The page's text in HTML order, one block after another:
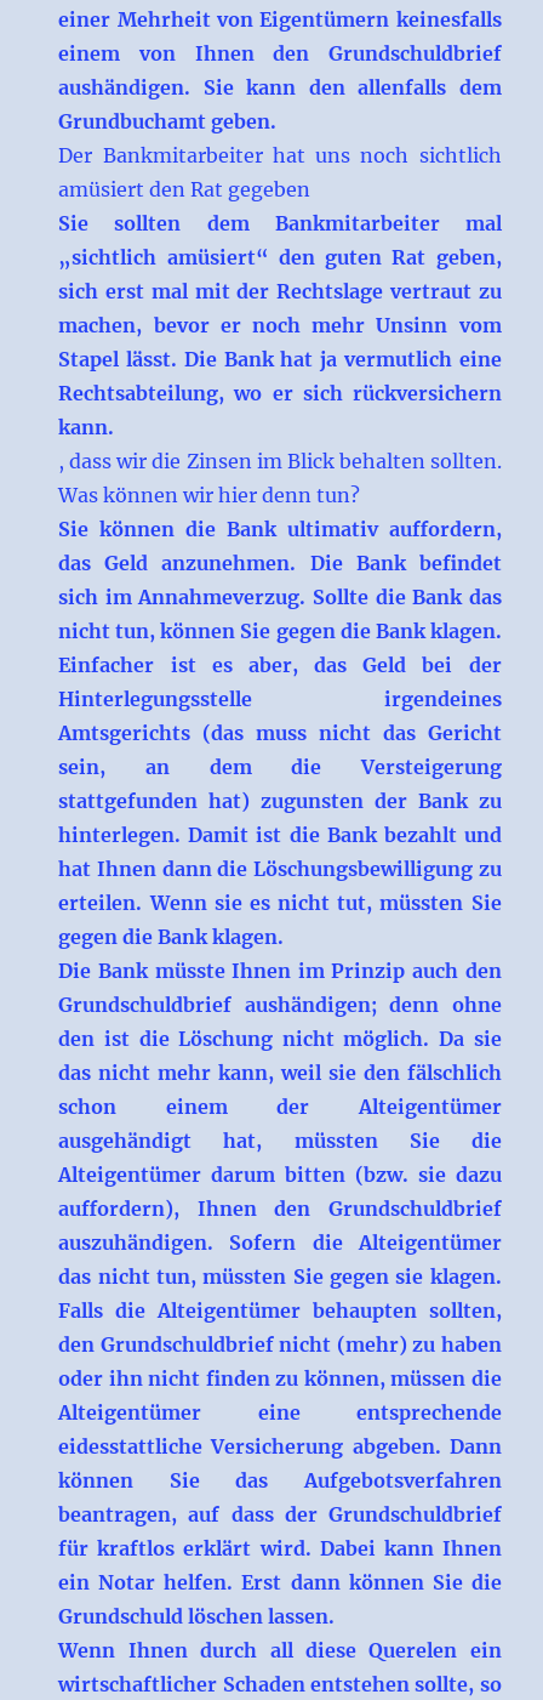
einer Mehrheit von Eigentümern keinesfalls
einem von Ihnen den Grundschuldbrief
aushändigen. Sie kann den allenfalls dem
Grundbuchamt geben.
Der Bankmitarbeiter hat uns noch sichtlich
amüsiert den Rat gegeben
Sie sollten dem Bankmitarbeiter mal
„sichtlich amüsiert“ den guten Rat geben,
sich erst mal mit der Rechtslage vertraut zu
machen, bevor er noch mehr Unsinn vom
Stapel lässt. Die Bank hat ja vermutlich eine
Rechtsabteilung, wo er sich rückversichern
kann.
, dass wir die Zinsen im Blick behalten sollten.
Was können wir hier denn tun?
Sie können die Bank ultimativ auffordern,
das Geld anzunehmen. Die Bank befindet
sich im Annahmeverzug. Sollte die Bank das
nicht tun, können Sie gegen die Bank klagen.
Einfacher ist es aber, das Geld bei der
Hinterlegungsstelle irgendeines
Amtsgerichts (das muss nicht das Gericht
sein, an dem die Versteigerung
stattgefunden hat) zugunsten der Bank zu
hinterlegen. Damit ist die Bank bezahlt und
hat Ihnen dann die Löschungsbewilligung zu
erteilen. Wenn sie es nicht tut, müssten Sie
gegen die Bank klagen.
Die Bank müsste Ihnen im Prinzip auch den
Grundschuldbrief aushändigen; denn ohne
den ist die Löschung nicht möglich. Da sie
das nicht mehr kann, weil sie den fälschlich
schon einem der Alteigentümer
ausgehändigt hat, müssten Sie die
Alteigentümer darum bitten (bzw. sie dazu
auffordern), Ihnen den Grundschuldbrief
auszuhändigen. Sofern die Alteigentümer
das nicht tun, müssten Sie gegen sie klagen.
Falls die Alteigentümer behaupten sollten,
den Grundschuldbrief nicht (mehr) zu haben
oder ihn nicht finden zu können, müssen die
Alteigentümer eine entsprechende
eidesstattliche Versicherung abgeben. Dann
können Sie das Aufgebotsverfahren
beantragen, auf dass der Grundschuldbrief
für kraftlos erklärt wird. Dabei kann Ihnen
ein Notar helfen. Erst dann können Sie die
Grundschuld löschen lassen.
Wenn Ihnen durch all diese Querelen ein
wirtschaftlicher Schaden entstehen sollte, so